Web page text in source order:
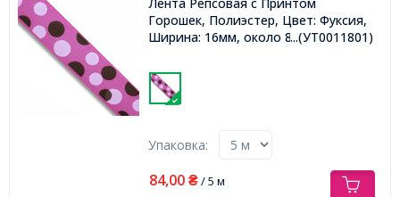
Горошек, Полиэстер, Цвет: Фуксия,
Ширина: 16мм, около 85м/катушка,
...(УТ0011801)
Упаковка:
84,00 ₴/ 5 м